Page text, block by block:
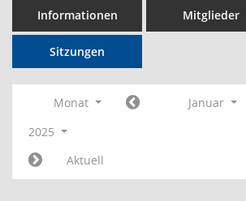
Informationen Mitglieder
Sitzungen
Monat
Januar
2025
Aktuell